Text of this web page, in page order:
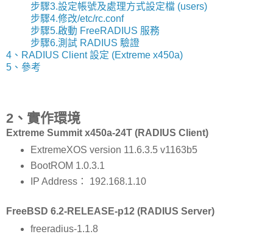
步驟3.設定帳號及處理方式設定檔 (users)
步驟4.修改/etc/rc.conf
步驟5.啟動 FreeRADIUS 服務
步驟6.測試 RADIUS 驗證
4、RADIUS Client 設定 (Extreme x450a)
5、參考
2、實作環境
Extreme Summit x450a-24T (RADIUS Client)
ExtremeXOS version 11.6.3.5 v1163b5
BootROM 1.0.3.1
IP Address： 192.168.1.10
FreeBSD 6.2-RELEASE-p12 (RADIUS Server)
freeradius-1.1.8